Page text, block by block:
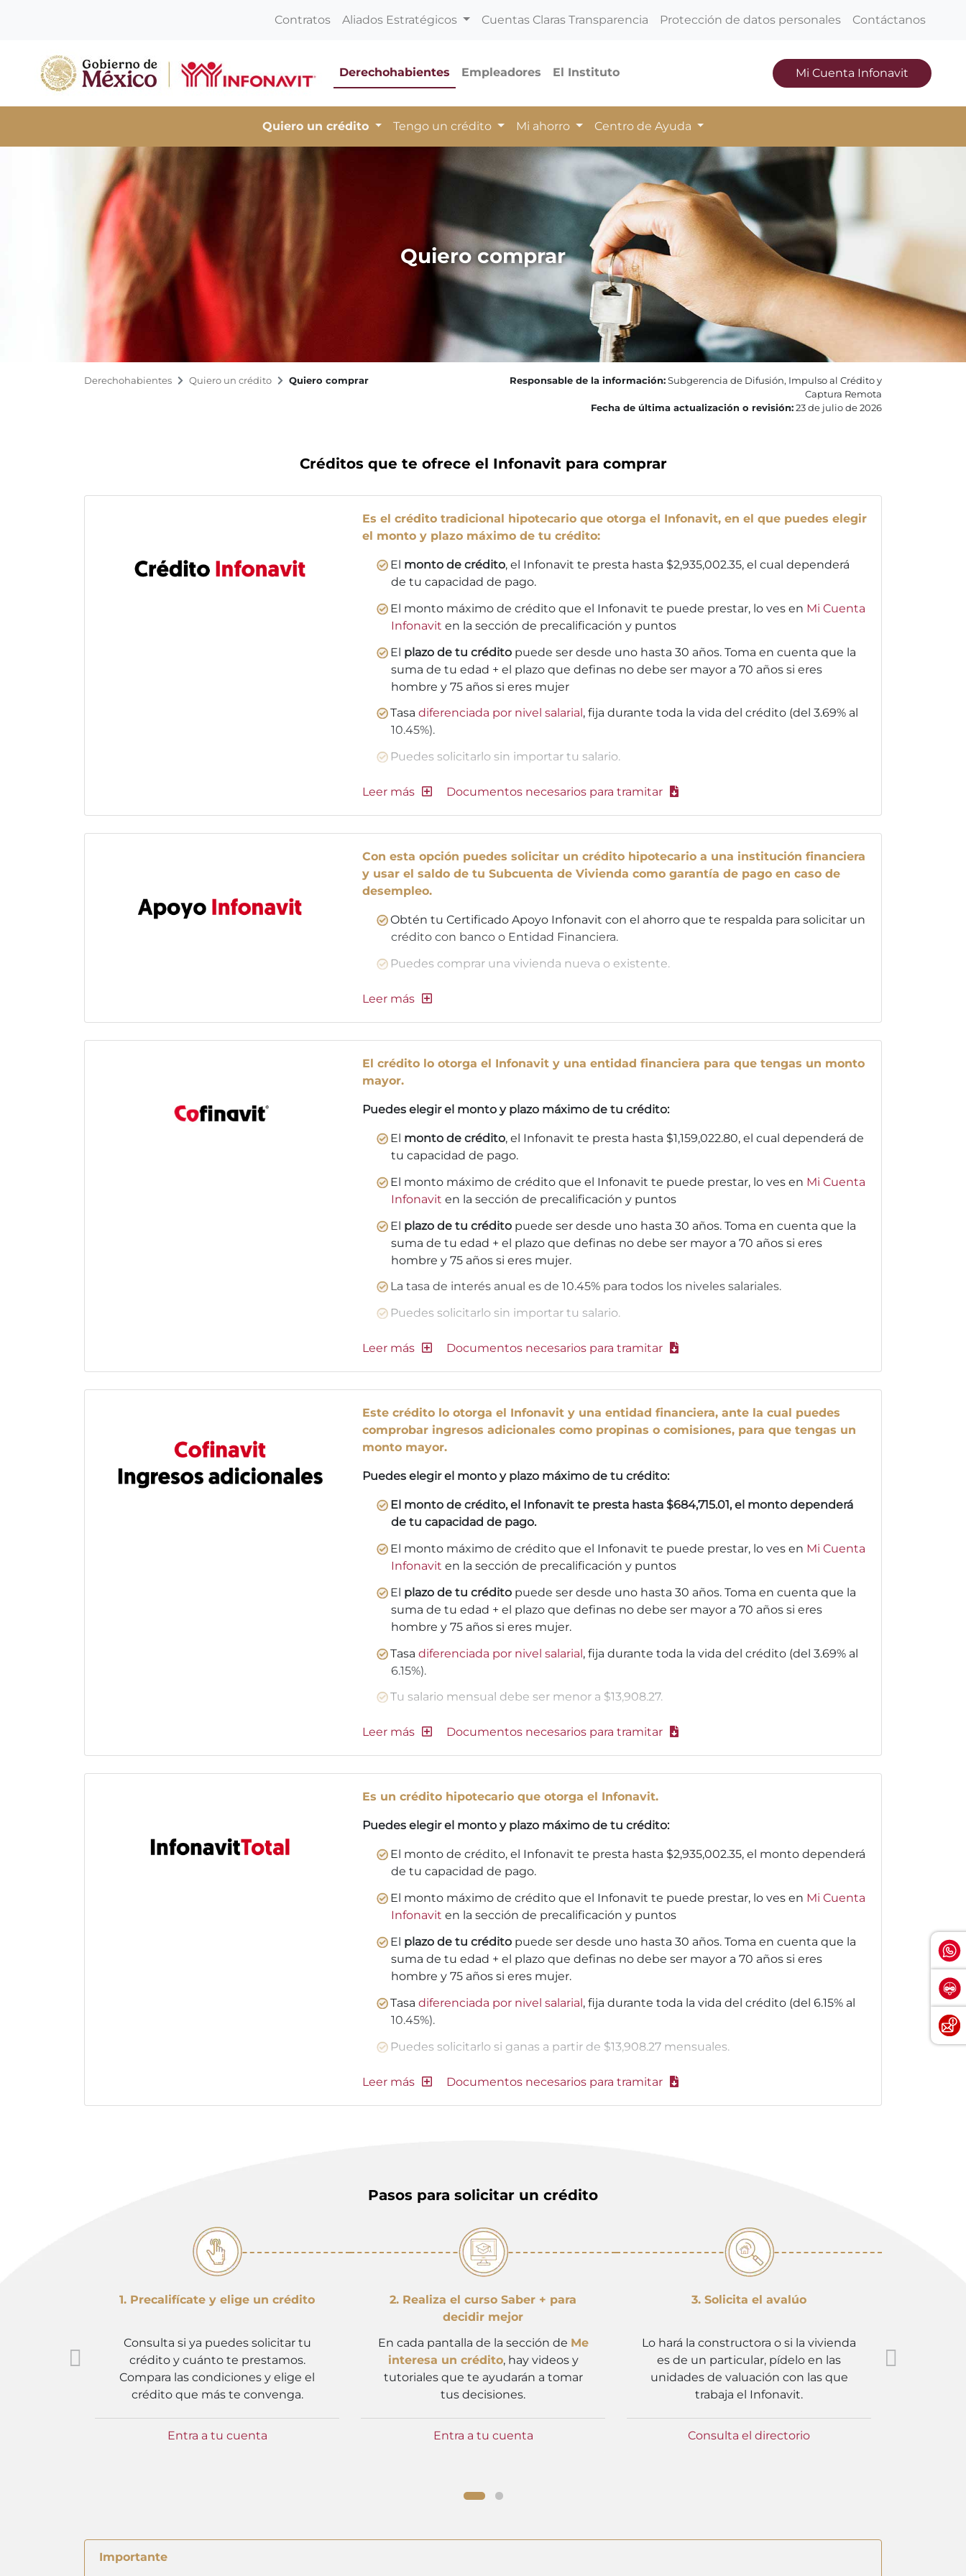
Contratos Aliados Estratégicos Cuentas Claras Transparencia Protección de datos personales Contáctanos
Derechohabientes Empleadores El Instituto Mi Cuenta Infonavit
Quiero un crédito Tengo un crédito Mi ahorro Centro de Ayuda
Quiero comprar
Derechohabientes Quiero un crédito Quiero comprar Responsable de la información: Subgerencia de Difusión, Impulso al Crédito y
Captura Remota
Fecha de última actualización o revisión: 23 de julio de 2026
Créditos que te ofrece el Infonavit para comprar
Es el crédito tradicional hipotecario que otorga el Infonavit, en el que puedes elegir
el monto y plazo máximo de tu crédito:
El monto de crédito, el Infonavit te presta hasta $2,935,002.35, el cual dependerá
de tu capacidad de pago.
El monto máximo de crédito que el Infonavit te puede prestar, lo ves en Mi Cuenta
Infonavit en la sección de precalificación y puntos
El plazo de tu crédito puede ser desde uno hasta 30 años. Toma en cuenta que la
suma de tu edad + el plazo que definas no debe ser mayor a 70 años si eres
hombre y 75 años si eres mujer
Tasa diferenciada por nivel salarial , fija durante toda la vida del crédito (del 3.69% al
10.45%).
Puedes solicitarlo sin importar tu salario.
Documentos necesarios para tramitar
Con esta opción puedes solicitar un crédito hipotecario a una institución financiera
y usar el saldo de tu Subcuenta de Vivienda como garantía de pago en caso de
desempleo.
Obtén tu Certificado Apoyo Infonavit con el ahorro que te respalda para solicitar un
crédito con banco o Entidad Financiera.
Puedes comprar una vivienda nueva o existente.
El crédito lo otorga el Infonavit y una entidad financiera para que tengas un monto
mayor.
Puedes elegir el monto y plazo máximo de tu crédito:
El monto de crédito, el Infonavit te presta hasta $1,159,022.80, el cual dependerá de
tu capacidad de pago.
El monto máximo de crédito que el Infonavit te puede prestar, lo ves en Mi Cuenta
Infonavit en la sección de precalificación y puntos
El plazo de tu crédito puede ser desde uno hasta 30 años. Toma en cuenta que la
suma de tu edad + el plazo que definas no debe ser mayor a 70 años si eres
hombre y 75 años si eres mujer.
La tasa de interés anual es de 10.45% para todos los niveles salariales.
Puedes solicitarlo sin importar tu salario.
Documentos necesarios para tramitar
Este crédito lo otorga el Infonavit y una entidad financiera, ante la cual puedes
comprobar ingresos adicionales como propinas o comisiones, para que tengas un
monto mayor.
Puedes elegir el monto y plazo máximo de tu crédito:
El monto de crédito, el Infonavit te presta hasta $684,715.01, el monto dependerá
de tu capacidad de pago.
El monto máximo de crédito que el Infonavit te puede prestar, lo ves en Mi Cuenta
Infonavit en la sección de precalificación y puntos
El plazo de tu crédito puede ser desde uno hasta 30 años. Toma en cuenta que la
suma de tu edad + el plazo que definas no debe ser mayor a 70 años si eres
hombre y 75 años si eres mujer.
Tasa diferenciada por nivel salarial, fija durante toda la vida del crédito (del 3.69% al
6.15%).
Tu salario mensual debe ser menor a $13,908.27.
Documentos necesarios para tramitar
Es un crédito hipotecario que otorga el Infonavit.
Puedes elegir el monto y plazo máximo de tu crédito:
El monto de crédito, el Infonavit te presta hasta $2,935,002.35, el monto dependerá
de tu capacidad de pago.
El monto máximo de crédito que el Infonavit te puede prestar, lo ves en Mi Cuenta
Infonavit en la sección de precalificación y puntos
El plazo de tu crédito puede ser desde uno hasta 30 años. Toma en cuenta que la
suma de tu edad + el plazo que definas no debe ser mayor a 70 años si eres
hombre y 75 años si eres mujer.
Tasa diferenciada por nivel salarial, fija durante toda la vida del crédito (del 6.15% al
10.45%).
Puedes solicitarlo si ganas a partir de $13,908.27 mensuales.
Documentos necesarios para tramitar
Pasos para solicitar un crédito
1. Precalifícate y elige un crédito
Consulta si ya puedes solicitar tu
crédito y cuánto te prestamos.
Compara las condiciones y elige el
crédito que más te convenga.
Entra a tu cuenta
2. Realiza el curso Saber + para
decidir mejor
En cada pantalla de la sección de Me
interesa un crédito, hay videos y
tutoriales que te ayudarán a tomar
tus decisiones.
Entra a tu cuenta
3. Solicita el avalúo
Lo hará la constructora o si la vivienda
es de un particular, pídelo en las
unidades de valuación con las que
trabaja el Infonavit.
Consulta el directorio
Importante